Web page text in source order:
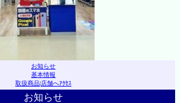
お知らせ
基本情報
取扱商品|店舗へｱｸｾｽ
お知らせ